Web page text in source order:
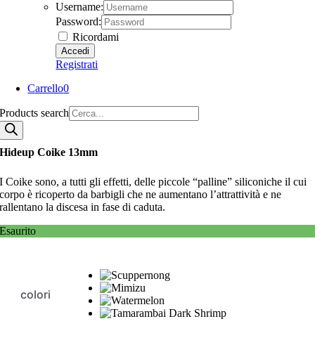
Username:
Password:
Ricordami
Registrati
Carrello0
Products search
Hideup Coike 13mm
I Coike sono, a tutti gli effetti, delle piccole “palline” siliconiche il cui
corpo è ricoperto da barbigli che ne aumentano l’attrattività e ne
rallentano la discesa in fase di caduta.
Esaurito
colori